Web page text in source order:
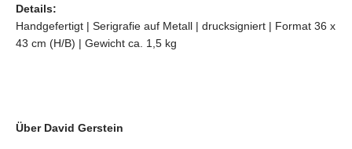
Details:
Handgefertigt | Serigrafie auf Metall | drucksigniert | Format 36 x
43 cm (H/B) | Gewicht ca. 1,5 kg
Über David Gerstein